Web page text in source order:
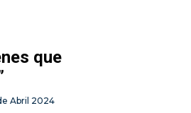
que
Abril 2024